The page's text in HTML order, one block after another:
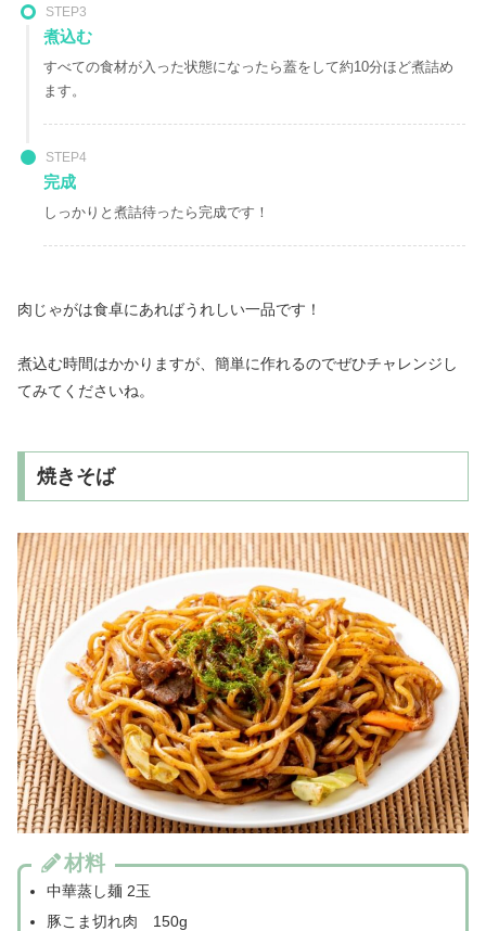
STEP3
煮込む
すべての食材が入った状態になったら蓋をして約10分ほど煮詰め
ます。
STEP4
完成
しっかりと煮詰待ったら完成です！
肉じゃがは食卓にあればうれしい一品です！
煮込む時間はかかりますが、簡単に作れるのでぜひチャレンジし
てみてくださいね。
焼きそば
材料
中華蒸し麺 2玉
豚こま切れ肉 150g